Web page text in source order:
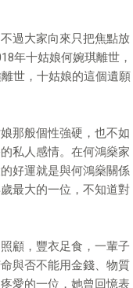
過大家向來只把焦點放
年十姑娘何婉琪離世，
世，十姑娘的這個遺願
那般個性強硬，也不如
私人感情。在何鴻燊家
好運就是與何鴻燊關係
最大的一位，不知道對
顧，豐衣足食，一輩子
與否不能用金錢、物質
愛的一位，她曾回憶表